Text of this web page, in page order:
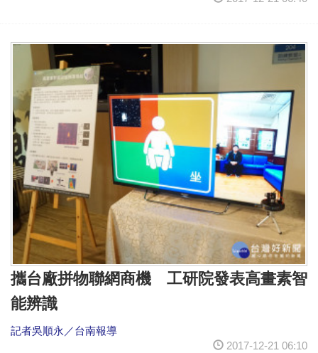
攜台廠拼物聯網商機 工研院發表高畫素智
能辨識
記者吳順永／台南報導
2017-12-21 06:10